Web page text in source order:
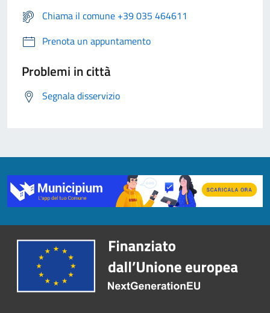
Chiama il comune +39 035 464611
Prenota un appuntamento
Problemi in città
Segnala disservizio